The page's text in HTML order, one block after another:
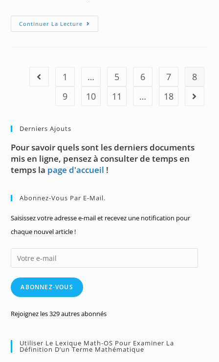
Continuer La Lecture Challenge
53
Go to the previous page
1 … 5 6 7
8
9
10 11 … 18 Aller à
Derniers Ajouts
Pour savoir quels sont les derniers documents
mis en ligne, pensez à consulter de temps en
temps la page d'accueil !
Abonnez-Vous Par E-Mail.
Saisissez votre adresse e-mail et recevez une notification pour
chaque nouvel article !
Votre
e-
mailABONNEZ-VOUS
Rejoignez les 329 autres abonnés
Utiliser Le Lexique Math-OS Pour Examiner La
Définition D’un Terme Mathématique